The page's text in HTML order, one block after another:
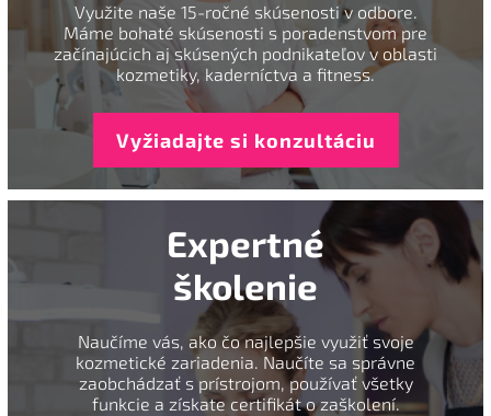
Využite naše 15-ročné skúsenosti v odbore.
Máme bohaté skúsenosti s poradenstvom pre
začínajúcich aj skúsených podnikateľov v oblasti
kozmetiky, kaderníctva a fitness.
Vyžiadajte si konzultáciu
Expertné
školenie
Naučíme vás, ako čo najlepšie využiť svoje
kozmetické zariadenia. Naučíte sa správne
zaobchádzať s prístrojom, používať všetky
funkcie a získate certifikát o zaškolení.